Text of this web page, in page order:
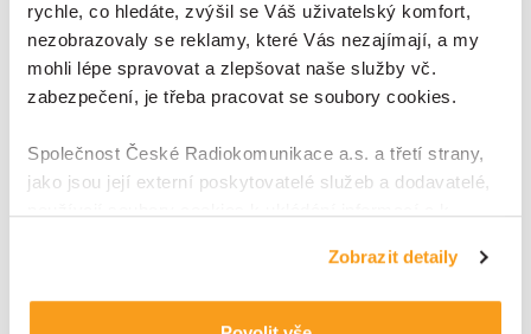
rychle, co hledáte, zvýšil se Váš uživatelský komfort,
nezobrazovaly se reklamy, které Vás nezajímají, a my
mohli lépe spravovat a zlepšovat naše služby vč.
zabezpečení, je třeba pracovat se soubory cookies.
Společnost České Radiokomunikace a.s. a třetí strany,
jako jsou její externí poskytovatelé služeb a dodavatelé,
zdokonalováním svých služeb a zobrazované reklamy,
svých služeb, k analýze a vylepšování jejich výkonu i
Zobrazit detaily
Detail
potraviny musí ze zákona dbát na dodržování přísných